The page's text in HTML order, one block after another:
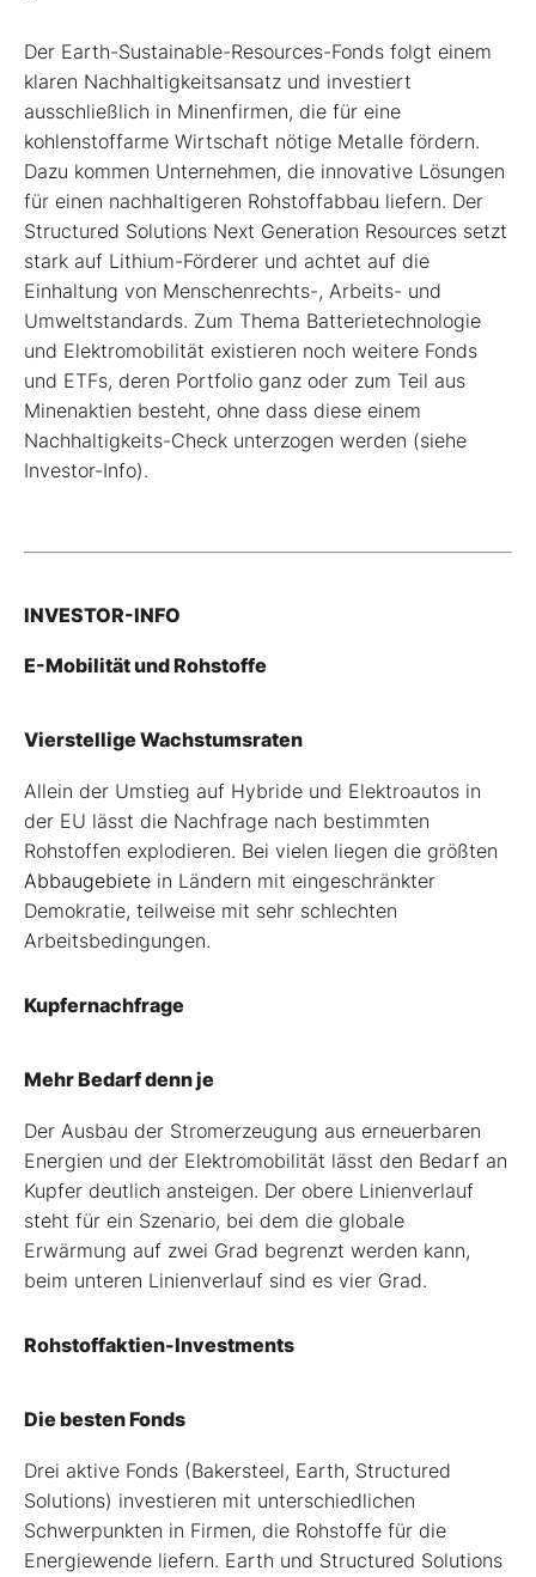
Der Earth-Sustainable-Resources-Fonds folgt einem
klaren Nachhaltigkeitsansatz und investiert
ausschließlich in Minenfirmen, die für eine
kohlenstoffarme Wirtschaft nötige Metalle fördern.
Dazu kommen Unternehmen, die innovative Lösungen
für einen nachhaltigeren Rohstoffabbau liefern. Der
Structured Solutions Next Generation Resources setzt
stark auf Lithium-Förderer und achtet auf die
Einhaltung von Menschenrechts-, Arbeits- und
Umweltstandards. Zum Thema Batterietechnologie
und Elektromobilität existieren noch weitere Fonds
und ETFs, deren Portfolio ganz oder zum Teil aus
Minenaktien besteht, ohne dass diese einem
Nachhaltigkeits-Check unterzogen werden (siehe
Investor-Info).
INVESTOR-INFO
E-Mobilität und Rohstoffe
Vierstellige Wachstumsraten
Allein der Umstieg auf Hybride und Elektroautos in
der EU lässt die Nachfrage nach bestimmten
Rohstoffen explodieren. Bei vielen liegen die größten
Abbaugebiete in Ländern mit eingeschränkter
Demokratie, teilweise mit sehr schlechten
Arbeitsbedingungen.
Kupfernachfrage
Mehr Bedarf denn je
Der Ausbau der Stromerzeugung aus erneuerbaren
Energien und der Elektromobilität lässt den Bedarf an
Kupfer deutlich ansteigen. Der obere Linienverlauf
steht für ein Szenario, bei dem die globale
Erwärmung auf zwei Grad begrenzt werden kann,
beim unteren Linienverlauf sind es vier Grad.
Rohstoffaktien-Investments
Die besten Fonds
Drei aktive Fonds (Bakersteel, Earth, Structured
Solutions) investieren mit unterschiedlichen
Schwerpunkten in Firmen, die Rohstoffe für die
Energiewende liefern. Earth und Structured Solutions